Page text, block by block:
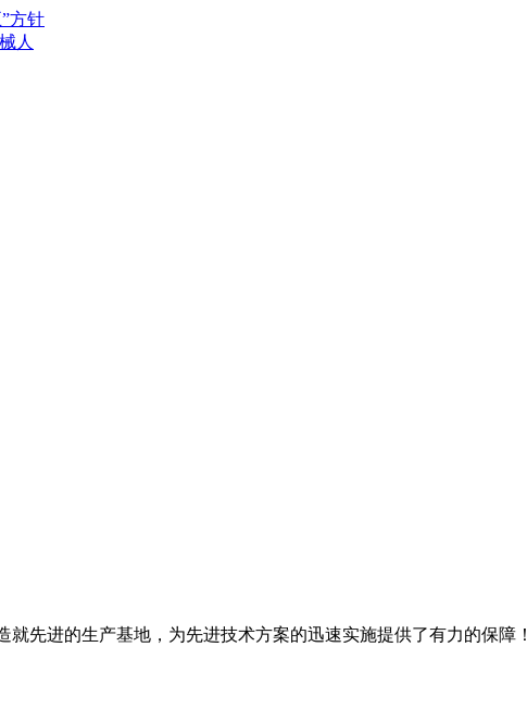
方针
人
先进的生产基地，为先进技术方案的迅速实施提供了有力的保障！